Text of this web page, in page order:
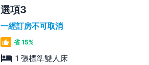
選項
一經訂房不可取消
省 15%
1 張標準雙人床